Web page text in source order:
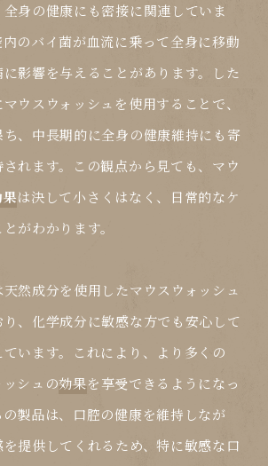
身の健康にも密接に関連していま
のバイ菌が血流に乗って全身に移動
影響を与えることがあります。した
ウスウォッシュを使用することで、
、中長期的に全身の健康維持にも寄
れます。この観点から見ても、マウ
は決して小さくはなく、日常的なケ
がわかります。
然成分を使用したマウスウォッシュ
、化学成分に敏感な方でも安心して
います。これにより、より多くの
ッシュの効果を享受できるようになっ
製品は、口腔の健康を維持しなが
提供してくれるため、特に敏感な口